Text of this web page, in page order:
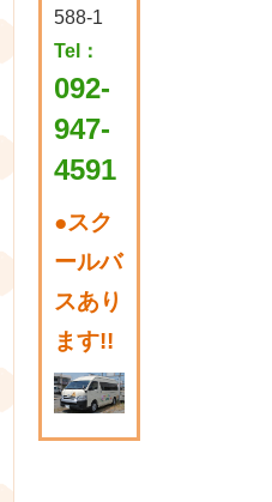
588-1
Tel：
092-
947-
4591
●スク
ールバ
スあり
ます!!